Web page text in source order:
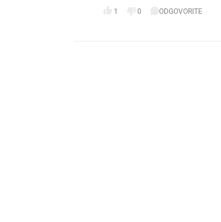
1 0 ODGOVORITE